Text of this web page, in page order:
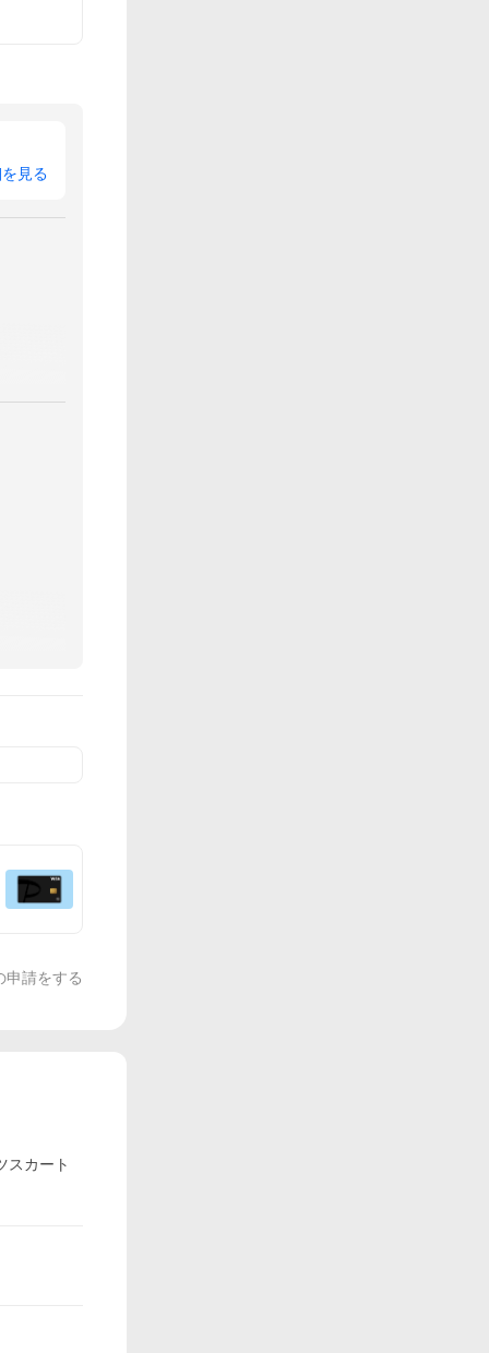
見る
申請をする
スカート